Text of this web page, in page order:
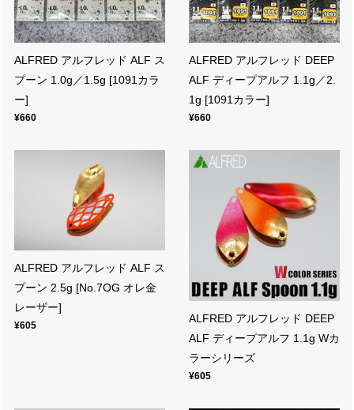
ALFRED アルフレッド ALF ス
プーン 1.0g／1.5g [1091カラ
ー]
¥660
ALFRED アルフレッド DEEP
ALF ディープアルフ 1.1g／2.
1g [1091カラー]
¥660
ALFRED アルフレッド ALF ス
プーン 2.5g [No.7OG オレ金
レーザー]
¥605
ALFRED アルフレッド DEEP
ALF ディープアルフ 1.1g Wカ
ラーシリーズ
¥605